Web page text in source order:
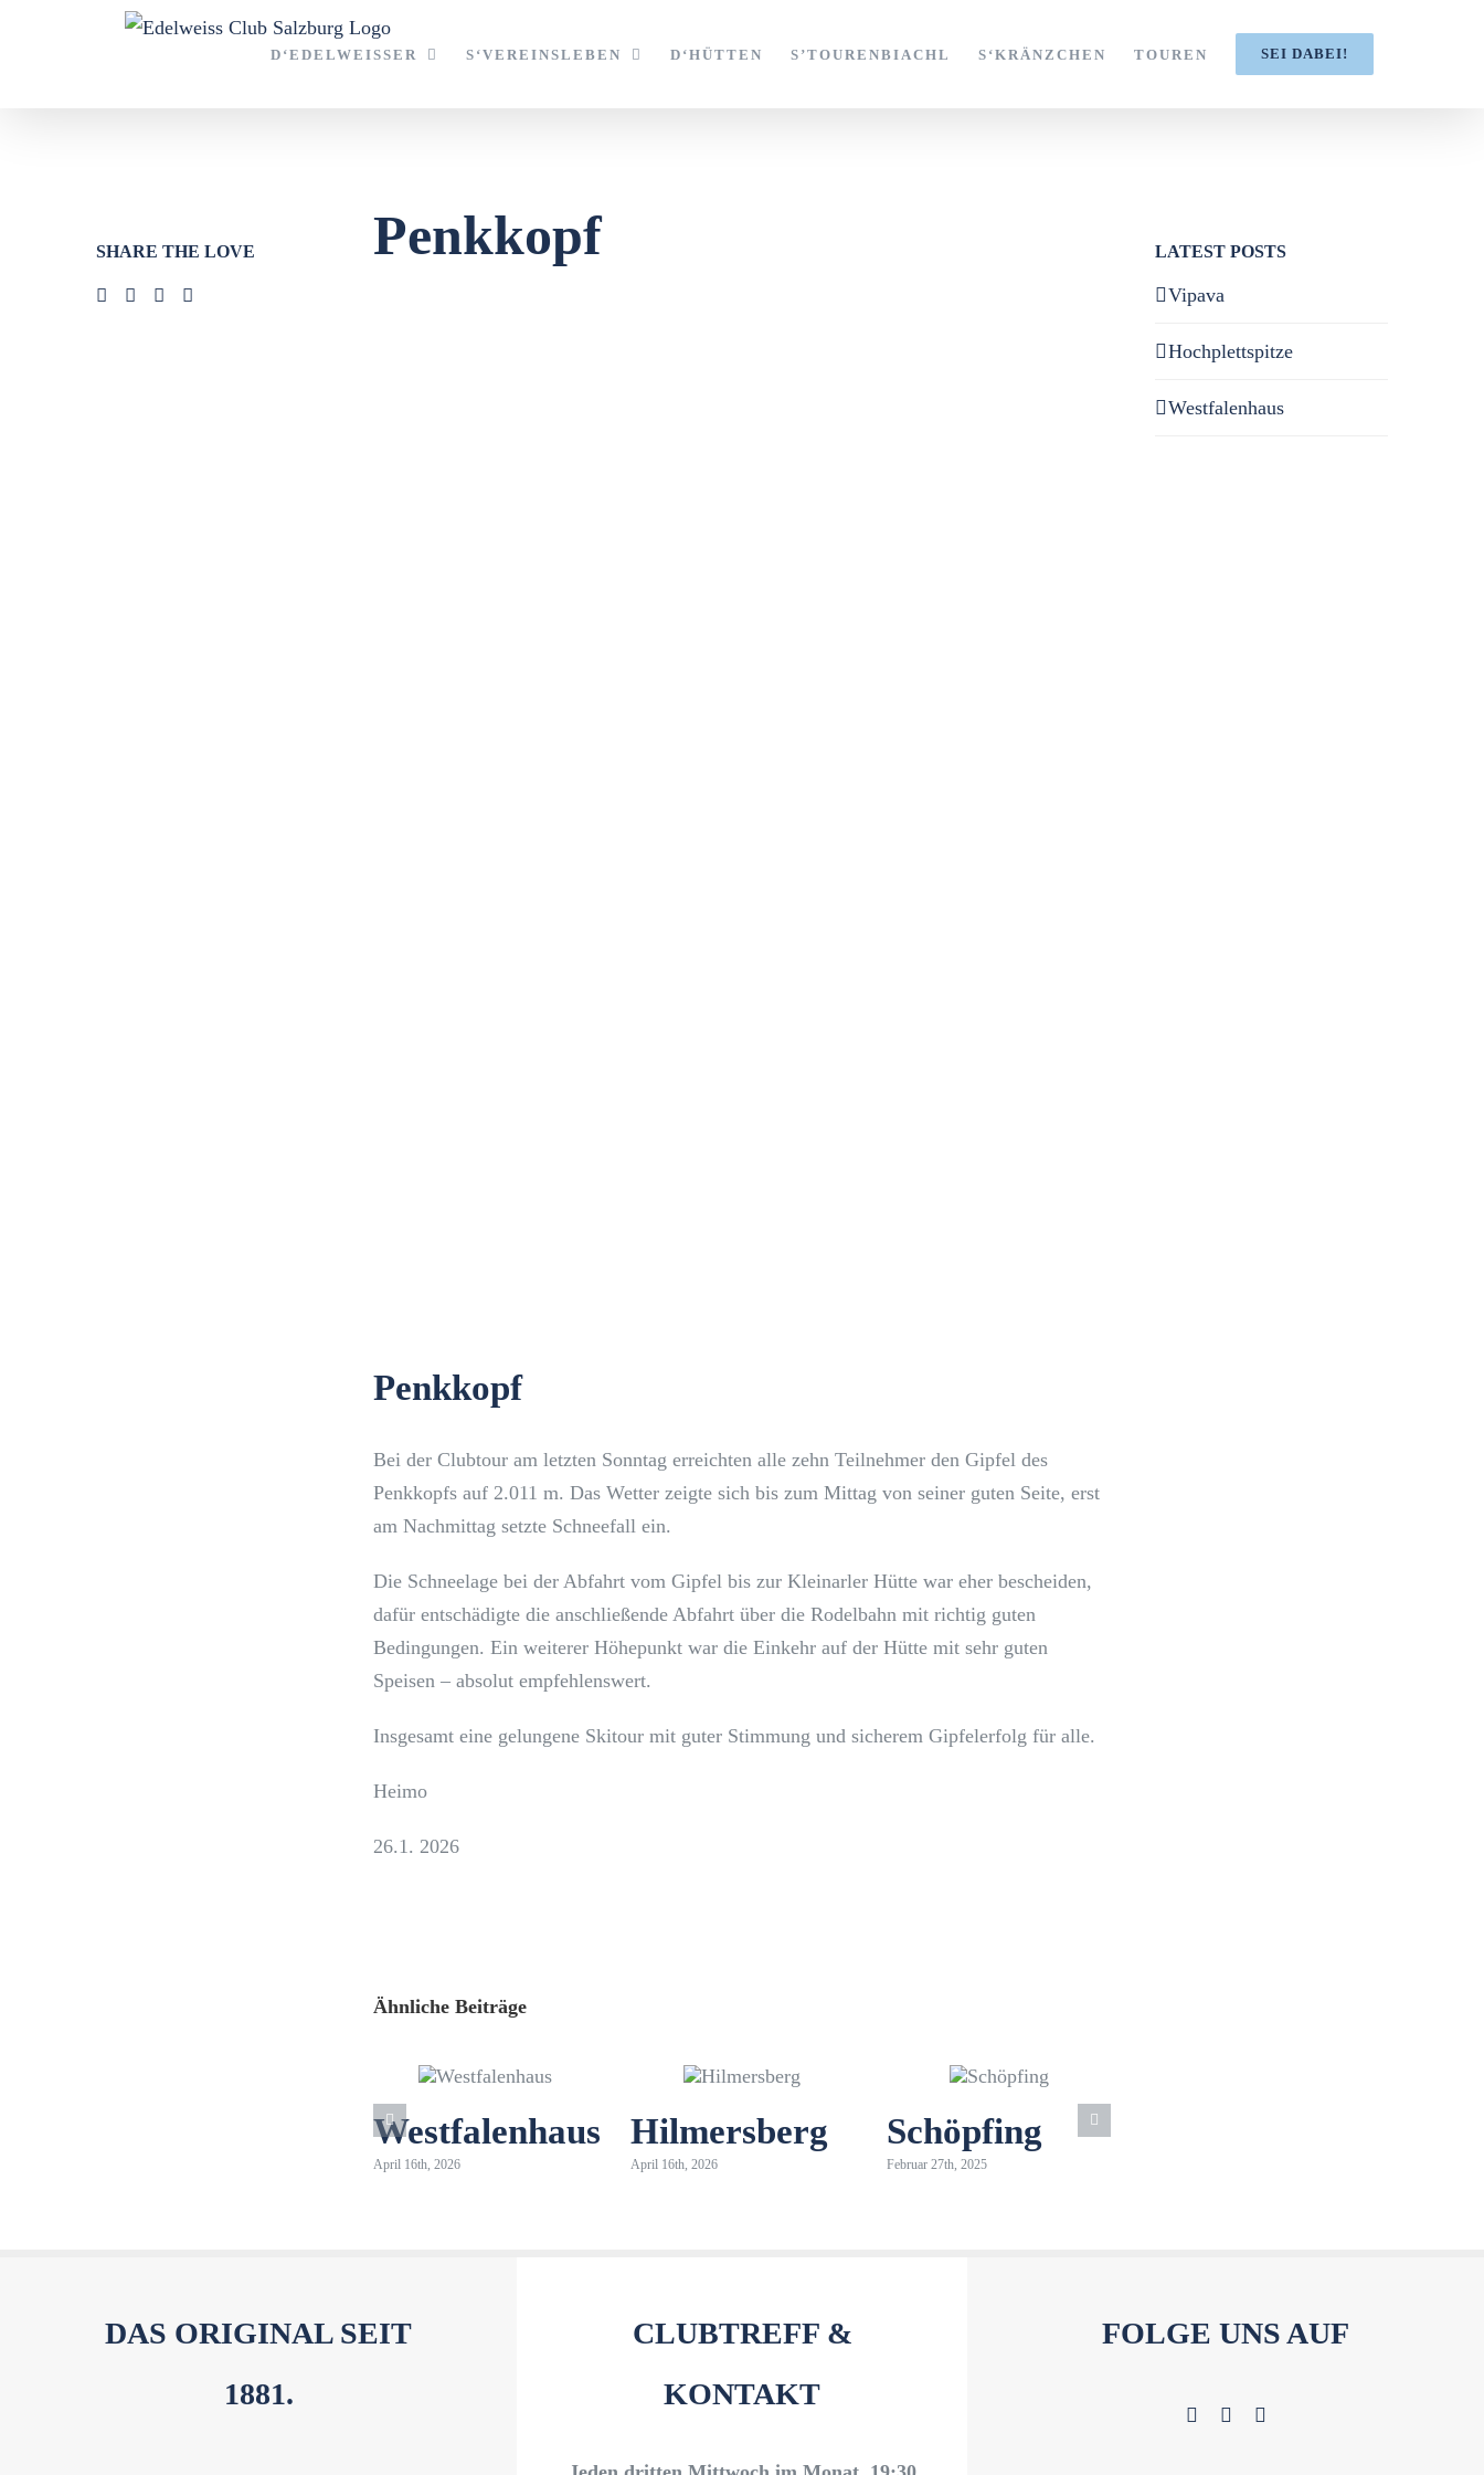
D‘EDELWEISSER S‘VEREINSLEBEN D‘HÜTTEN S’TOURENBIACHL S‘KRÄNZCHEN TOUREN SEI DABEI!
Penkkopf
Penkkopf
Bei der Clubtour am letzten Sonntag erreichten alle zehn Teilnehmer den Gipfel des
Penkkopfs auf 2.011 m. Das Wetter zeigte sich bis zum Mittag von seiner guten Seite, erst
am Nachmittag setzte Schneefall ein.
Die Schneelage bei der Abfahrt vom Gipfel bis zur Kleinarler Hütte war eher bescheiden,
dafür entschädigte die anschließende Abfahrt über die Rodelbahn mit richtig guten
Bedingungen. Ein weiterer Höhepunkt war die Einkehr auf der Hütte mit sehr guten
Speisen – absolut empfehlenswert.
Insgesamt eine gelungene Skitour mit guter Stimmung und sicherem Gipfelerfolg für alle.
Heimo
26.1. 2026
Ähnliche Beiträge
Westfalenhaus
April 16th, 2026
Hilmersberg
April 16th, 2026
Schöpfing
Februar 27th, 2025
SHARE THE LOVE LATEST POSTS
Vipava
Hochplettspitze
Westfalenhaus
DAS ORIGINAL SEIT
1881.
CLUBTREFF &
KONTAKT
FOLGE UNS AUF